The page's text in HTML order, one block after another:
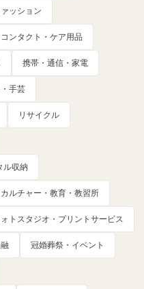
ッション
ンタクト・ケア用品
携帯・通信・家電
手芸
リサイクル
ル収納
ルチャー・教育・教習所
トスタジオ・プリントサービス
冠婚葬祭・イベント